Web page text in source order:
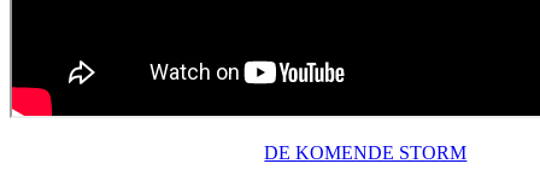
DE KOMENDE STORM